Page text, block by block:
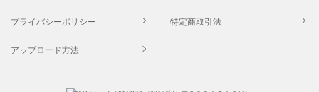
プライバシーポリシー 特定商取引法
アップロード方法